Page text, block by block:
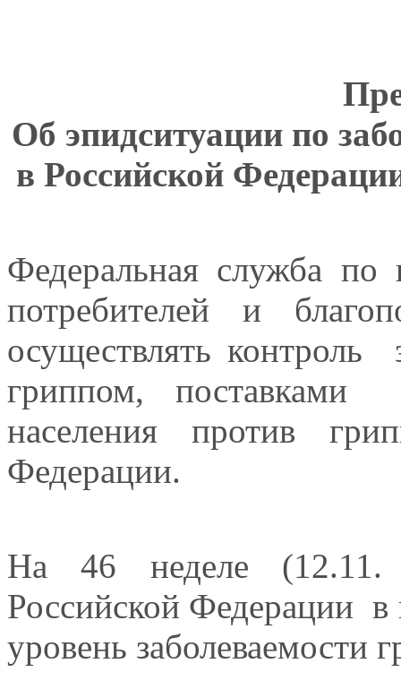
Об эпидситуации по
в Российской
Федеральная служба
потребителей и
осуществлять
гриппом,
населения против
Федерации.
На 46 неделе (12.11.
Российской Федерации в
уровень